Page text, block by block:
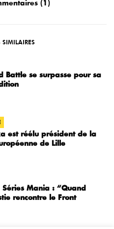
(1)
SIMILAIRES
Battle se surpasse pour sa
est réélu président de la
de Lille
Séries Mania : “Quand
rencontre le Front